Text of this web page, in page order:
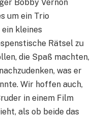
Bobby Vernon
um ein Trio
kleines
Rätsel zu
die Spaß machten,
was er
Wir hoffen auch,
in einem Film
als ob beide das